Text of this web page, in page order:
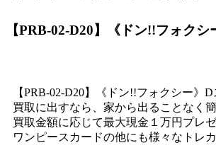
【PRB-02-D20】《ドン!!フォク
【PRB-02-D20】《ドン!!フォクシー》
買取に出すなら、家から出ることなく
買取金額に応じて最大現金１万円プレ
ワンピースカードの他にも様々なトレ